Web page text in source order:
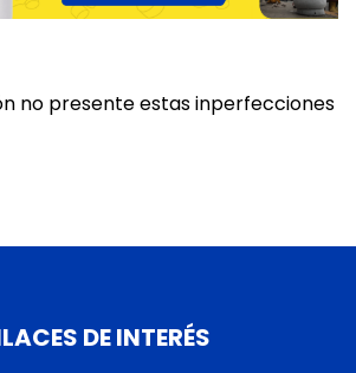
no presente estas inperfecciones
DE INTERÉS